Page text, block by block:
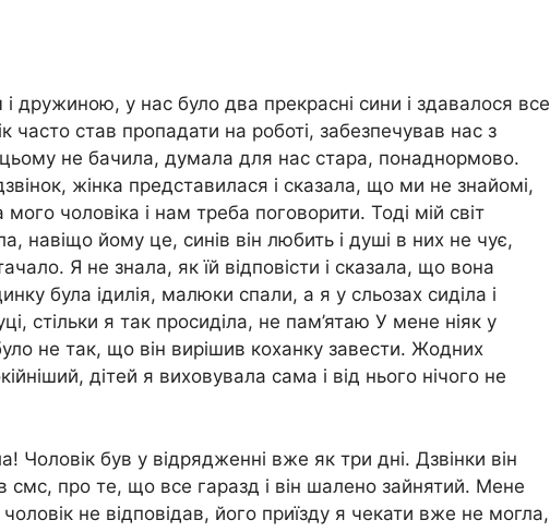
дружиною, у нас було два прекрасні сини і здавалося все
часто став пропадати на роботі, забезпечував нас з
цьому не бачила, думала для нас стара, понаднормово.
жінка представилася і сказала, що ми не знайомі,
чоловіка і нам треба поговорити. Тоді мій світ
навіщо йому це, синів він любить і душі в них не чує,
Я не знала, як їй відповісти і сказала, що вона
була ідилія, малюки спали, а я у сльозах сиділа і
стільки я так просиділа, не пам’ятаю У мене ніяк у
не так, що він вирішив коханку завести. Жодних
дітей я виховувала сама і від нього нічого не
Чоловік був у відрядженні вже як три дні. Дзвінки він
смс, про те, що все гаразд і він шалено зайнятий. Мене
не відповідав, його приїзду я чекати вже не могла,